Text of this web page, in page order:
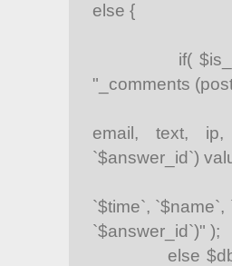
else {
if(
"_comments
email, text, ip,
`$answer_id`)
`$time`,
`$answer_id`)" );
else $db-